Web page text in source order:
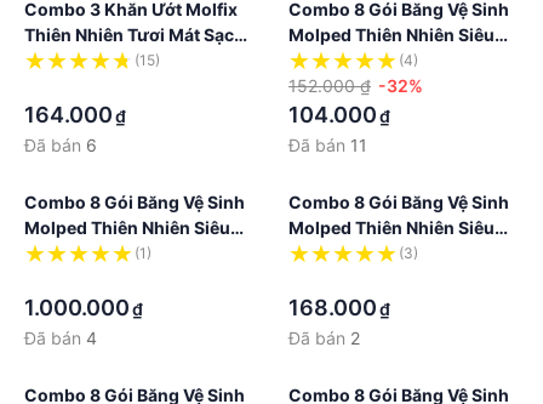
Combo 3 Khăn Ướt Molfix
Thiên Nhiên Tươi Mát Sạch
Sẽ - Gói 100 Miếng
(15)
164.000₫
Đã bán 6
Combo 8 Gói Băng Vệ Sinh
Molped Thiên Nhiên Siêu
Ban Đêm Có Cánh 35cm
(4)
152.000 ₫ -32%
104.000₫
Đã bán 11
Combo 8 Gói Băng Vệ Sinh
Molped Thiên Nhiên Siêu
Bảo Vệ Maxi Có Cánh
(1)
1.000.000₫
Đã bán 4
Combo 8 Gói Băng Vệ Sinh
Molped Thiên Nhiên Siêu
Bảo Vệ Maxi Không Cánh
(3)
168.000₫
Đã bán 2
Combo 8 Gói Băng Vệ Sinh
Combo 8 Gói Băng Vệ Sinh